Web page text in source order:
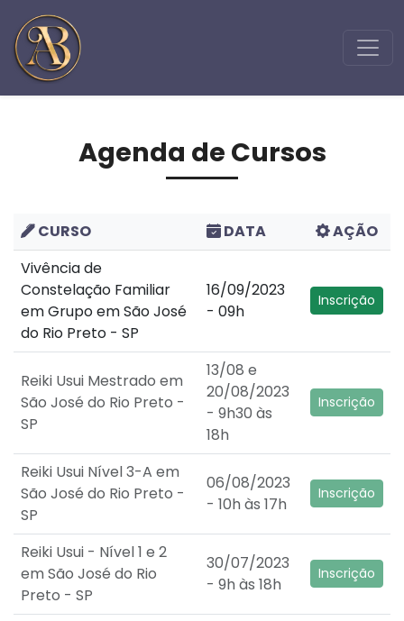
Agenda de Cursos
CURSO DATA
AÇÃO
Vivência de
Constelação Familiar
em Grupo em São José
do Rio Preto - SP
16/09/2023
- 09h
Inscrição
Reiki Usui Mestrado em
São José do Rio Preto -
SP
13/08 e
20/08/2023
- 9h30 às
18h
Inscrição
Reiki Usui Nível 3-A em
São José do Rio Preto -
SP
06/08/2023
- 10h às 17h
Inscrição
Reiki Usui - Nível 1 e 2
em São José do Rio
Preto - SP
30/07/2023
- 9h às 18h
Inscrição